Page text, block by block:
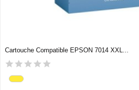
Cartouche Compatible EPSON 7014 XXL...